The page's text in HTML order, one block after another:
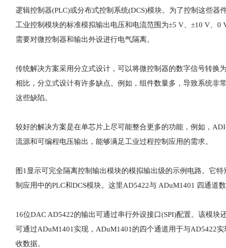
逻辑控制器(PLC)或分布式控制系统(DCS)模块。为了控制这些器
工业控制模块的标准模拟输出电压和电流范围为±5 V、±10 V、
需要对微控制器和输出外设进行电气隔离。
传统解决方案采用分立式设计，可以将微控制器的数字信号转换
相比，分立式设计有许多缺点。例如，组件数量多，导致系统非
这些缺陷。
较好的解决方案是在单芯片上尽可能整合更多的功能，例如，
流源和可编程电压输出，能够满足工业过程控制应用的需求。
图1显示可完全隔离控制输出模块的模拟输出级的示例电路。它
制应用中的PLC和DCS模块。这里AD5422与 ADuM1401 四通道
16位DAC AD5422的输出可通过串行外设接口(SPI)配置。该模
可通过ADuM1401实现，ADuM1401的四个通道用于与AD5422
收数据。